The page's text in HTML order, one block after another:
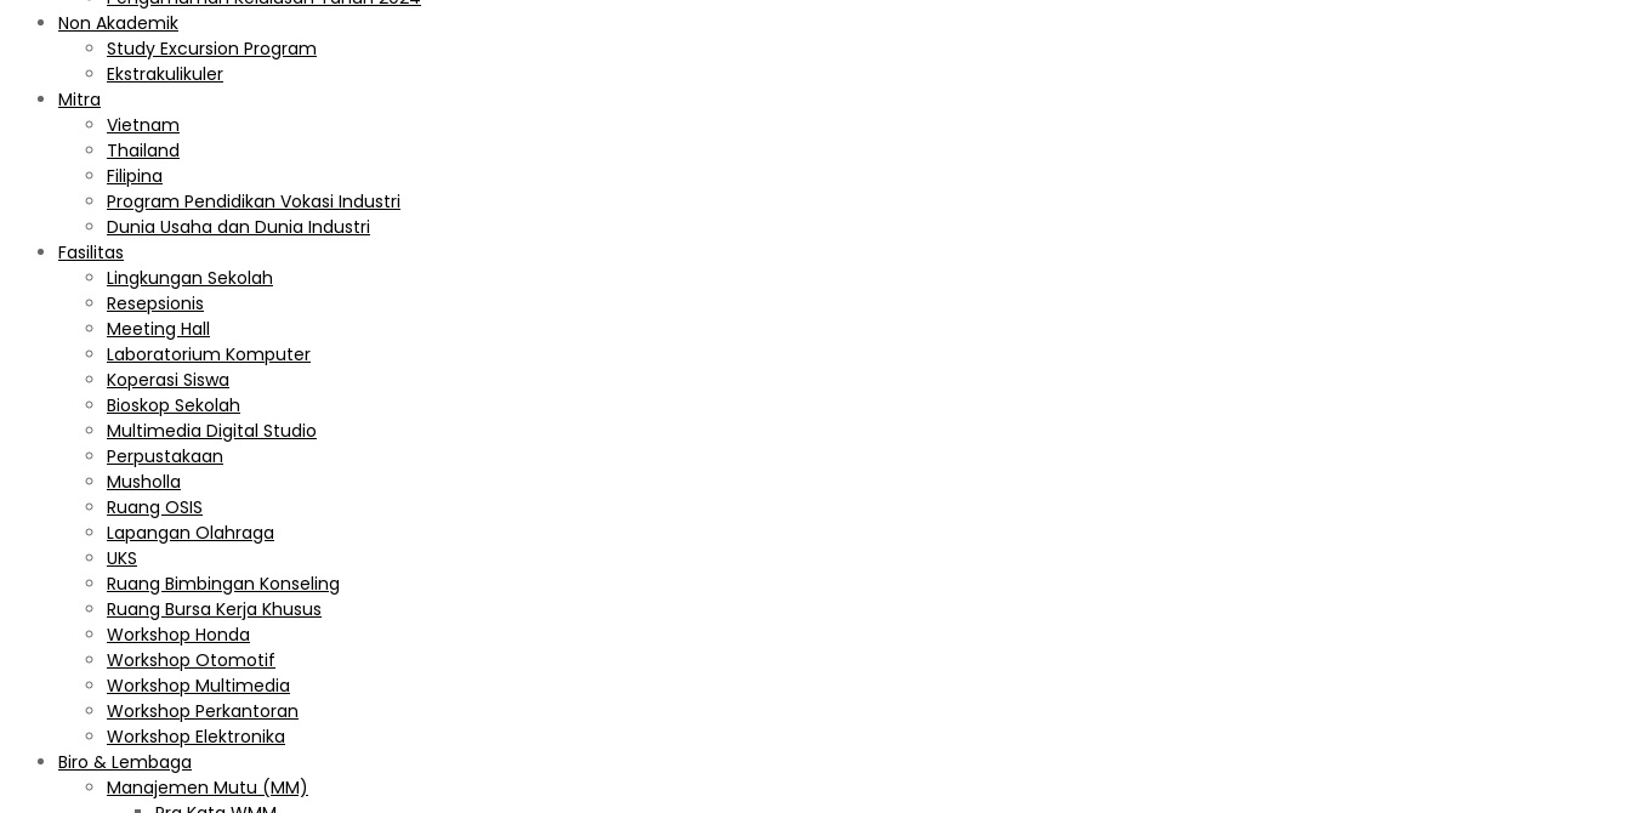
Non Akademik
Study Excursion Program
Ekstrakulikuler
Mitra
Vietnam
Thailand
Filipina
Program Pendidikan Vokasi Industri
Dunia Usaha dan Dunia Industri
Fasilitas
Lingkungan Sekolah
Resepsionis
Meeting Hall
Laboratorium Komputer
Koperasi Siswa
Bioskop Sekolah
Multimedia Digital Studio
Perpustakaan
Musholla
Ruang OSIS
Lapangan Olahraga
UKS
Ruang Bimbingan Konseling
Ruang Bursa Kerja Khusus
Workshop Honda
Workshop Otomotif
Workshop Multimedia
Workshop Perkantoran
Workshop Elektronika
Biro & Lembaga
Manajemen Mutu (MM)